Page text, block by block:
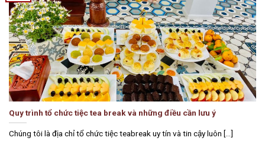
Quy trình tổ chức tiệc tea break và những điều cần lưu ý
Chúng tôi là địa chỉ tổ chức tiệc teabreak uy tín và tin cậy luôn [...]